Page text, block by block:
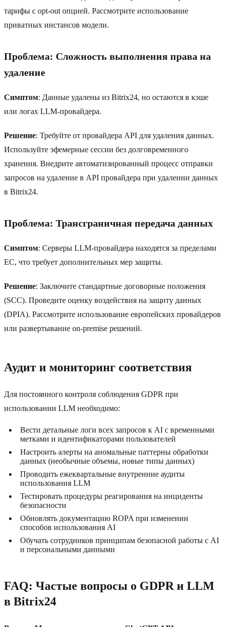
тарифы с opt-out опцией. Рассмотрите использование
приватных инстансов модели.
Проблема: Сложность выполнения права на
удаление
Симптом: Данные удалены из Bitrix24, но остаются в кэше
или логах LLM-провайдера.
Решение: Требуйте от провайдера API для удаления данных.
Используйте эфемерные сессии без долговременного
хранения. Внедрите автоматизированный процесс отправки
запросов на удаление в API провайдера при удалении данных
в Bitrix24.
Проблема: Трансграничная передача данных
Симптом: Серверы LLM-провайдера находятся за пределами
ЕС, что требует дополнительных мер защиты.
Решение: Заключите стандартные договорные положения
(SCC). Проведите оценку воздействия на защиту данных
(DPIA). Рассмотрите использование европейских провайдеров
или развертывание on-premise решений.
Аудит и мониторинг соответствия
Для постоянного контроля соблюдения GDPR при
использовании LLM необходимо:
Вести детальные логи всех запросов к AI с временными
метками и идентификаторами пользователей
Настроить алерты на аномальные паттерны обработки
данных (необычные объемы, новые типы данных)
Проводить ежеквартальные внутренние аудиты
использования LLM
Тестировать процедуры реагирования на инциденты
безопасности
Обновлять документацию ROPA при изменении
способов использования AI
Обучать сотрудников принципам безопасной работы с AI
и персональными данными
FAQ: Частые вопросы о GDPR и LLM
в Bitrix24